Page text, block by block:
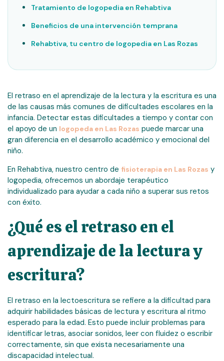
Tratamiento de logopedia en Rehabtiva
Beneficios de una intervención temprana
Rehabtiva, tu centro de logopedia en Las Rozas
El retraso en el aprendizaje de la lectura y la escritura es una
de las causas más comunes de dificultades escolares en la
infancia. Detectar estas dificultades a tiempo y contar con
el apoyo de un logopeda en Las Rozas puede marcar una
gran diferencia en el desarrollo académico y emocional del
niño.
En Rehabtiva, nuestro centro de fisioterapia en Las Rozas y
logopedia, ofrecemos un abordaje terapéutico
individualizado para ayudar a cada niño a superar sus retos
con éxito.
¿Qué es el retraso en el
aprendizaje de la lectura y
escritura?
El retraso en la lectoescritura se refiere a la dificultad para
adquirir habilidades básicas de lectura y escritura al ritmo
esperado para la edad. Esto puede incluir problemas para
identificar letras, asociar sonidos, leer con fluidez o escribir
correctamente, sin que exista necesariamente una
discapacidad intelectual.